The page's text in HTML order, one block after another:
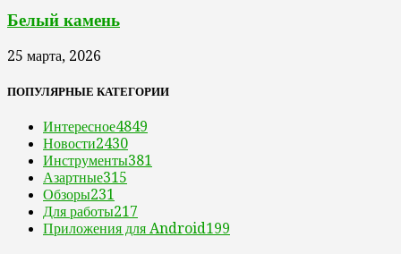
Белый камень
25 марта, 2026
ПОПУЛЯРНЫЕ КАТЕГОРИИ
Интересное4849
Новости2430
Инструменты381
Азартные315
Обзоры231
Для работы217
Приложения для Android199